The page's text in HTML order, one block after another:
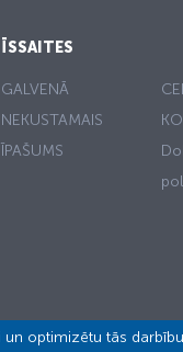
ĪSSAITES
GALVENĀ
NEKUSTAMAIS
ĪPAŠUMS
optimizētu tās